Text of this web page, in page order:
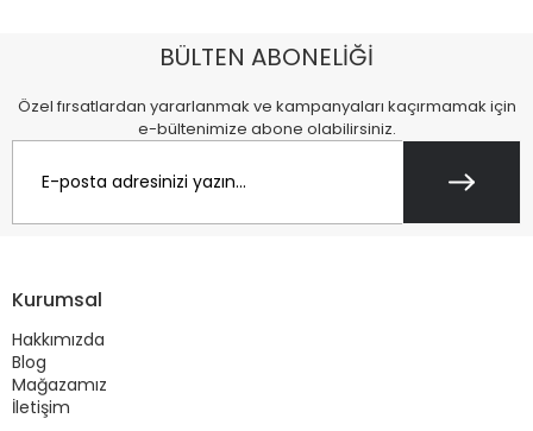
BÜLTEN ABONELİĞİ
Özel fırsatlardan yararlanmak ve kampanyaları kaçırmamak için
e-bültenimize abone olabilirsiniz.
Kurumsal
Hakkımızda
Blog
Mağazamız
İletişim